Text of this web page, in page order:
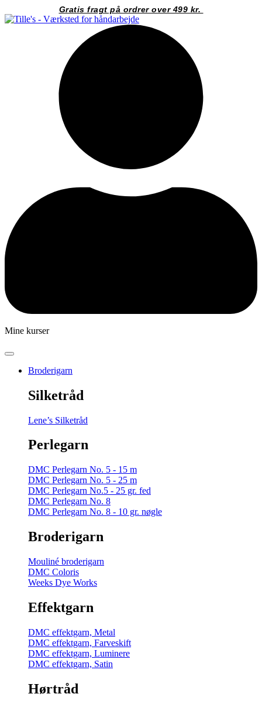
til
Gratis fragt på ordrer over 499 kr.
Mine kurser
Broderigarn
Silketråd
Lene’s Silketråd
Perlegarn
DMC Perlegarn No. 5 - 15 m
DMC Perlegarn No. 5 - 25 m
DMC Perlegarn No.5 - 25 gr. fed
DMC Perlegarn No. 8
DMC Perlegarn No. 8 - 10 gr. nøgle
Broderigarn
Mouliné broderigarn
DMC Coloris
Weeks Dye Works
Effektgarn
DMC effektgarn, Metal
DMC effektgarn, Farveskift
DMC effektgarn, Luminere
DMC effektgarn, Satin
Hørtråd